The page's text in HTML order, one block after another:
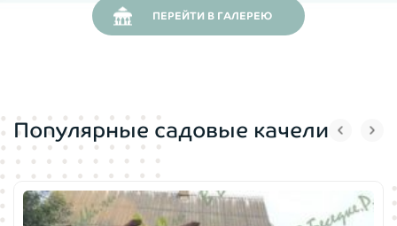
: 1130х600х240
Допустимая нагрузка (кг):
Подстаканники: в наличии 2 шт
ПЕРЕЙТИ В ГАЛЕРЕЮ
Популярные садовые качели